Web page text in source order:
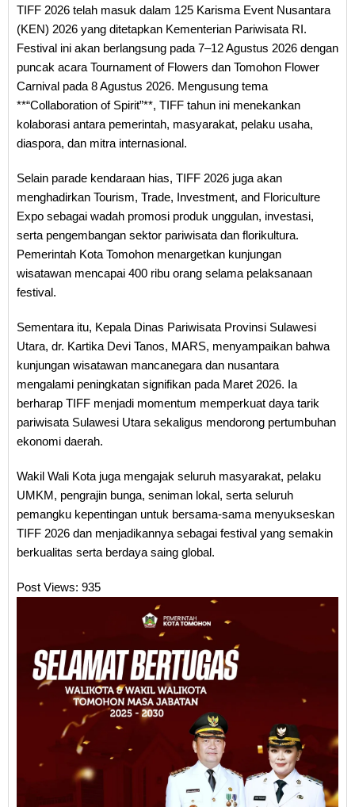
TIFF 2026 telah masuk dalam 125 Karisma Event Nusantara
(KEN) 2026 yang ditetapkan Kementerian Pariwisata RI.
Festival ini akan berlangsung pada 7–12 Agustus 2026 dengan
puncak acara Tournament of Flowers dan Tomohon Flower
Carnival pada 8 Agustus 2026. Mengusung tema
**“Collaboration of Spirit”**, TIFF tahun ini menekankan
kolaborasi antara pemerintah, masyarakat, pelaku usaha,
diaspora, dan mitra internasional.
Selain parade kendaraan hias, TIFF 2026 juga akan
menghadirkan Tourism, Trade, Investment, and Floriculture
Expo sebagai wadah promosi produk unggulan, investasi,
serta pengembangan sektor pariwisata dan florikultura.
Pemerintah Kota Tomohon menargetkan kunjungan
wisatawan mencapai 400 ribu orang selama pelaksanaan
festival.
Sementara itu, Kepala Dinas Pariwisata Provinsi Sulawesi
Utara, dr. Kartika Devi Tanos, MARS, menyampaikan bahwa
kunjungan wisatawan mancanegara dan nusantara
mengalami peningkatan signifikan pada Maret 2026. Ia
berharap TIFF menjadi momentum memperkuat daya tarik
pariwisata Sulawesi Utara sekaligus mendorong pertumbuhan
ekonomi daerah.
Wakil Wali Kota juga mengajak seluruh masyarakat, pelaku
UMKM, pengrajin bunga, seniman lokal, serta seluruh
pemangku kepentingan untuk bersama-sama menyukseskan
TIFF 2026 dan menjadikannya sebagai festival yang semakin
berkualitas serta berdaya saing global.
Post Views: 935